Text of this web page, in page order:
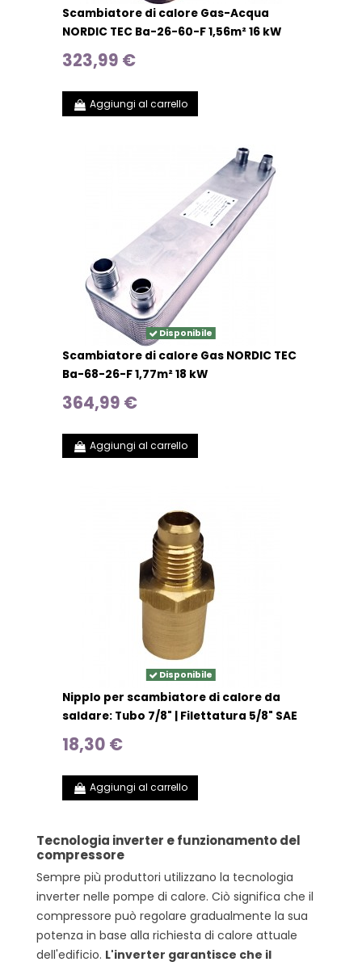
Scambiatore di calore Gas-Acqua
NORDIC TEC Ba-26-60-F 1,56m² 16 kW
323,99 €
Aggiungi al carrello
Disponibile
Scambiatore di calore Gas NORDIC TEC
Ba-68-26-F 1,77m² 18 kW
364,99 €
Aggiungi al carrello
Disponibile
Nipplo per scambiatore di calore da
saldare: Tubo 7/8" | Filettatura 5/8" SAE
18,30 €
Aggiungi al carrello
Tecnologia inverter e funzionamento del
compressore
Sempre più produttori utilizzano la tecnologia
inverter nelle pompe di calore. Ciò significa che il
compressore può regolare gradualmente la sua
potenza in base alla richiesta di calore attuale
dell'edificio. L'inverter garantisce che il